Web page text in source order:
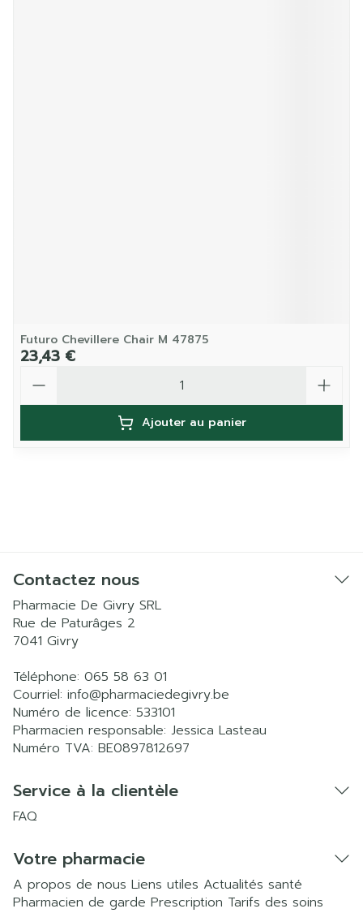
Futuro Chevillere Chair M 47875
23,43 €
Ajouter au panier
Contactez nous
Pharmacie De Givry SRL
Rue de Paturâges 2
7041 Givry
Téléphone: 065 58 63 01
Courriel: info@pharmaciedegivry.be
Numéro de licence: 533101
Pharmacien responsable: Jessica Lasteau
Numéro TVA: BE0897812697
Service à la clientèle
FAQ
Votre pharmacie
A propos de nous Liens utiles Actualités santé
Pharmacien de garde Prescription Tarifs des soins